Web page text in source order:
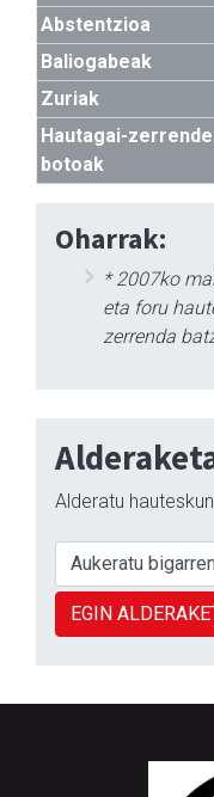
Abstentzioa
Baliogabeak
Zuriak
Hautagai-
botoak
Oharrak:
* 2007ko
eta foru
zerrenda
Alderatu
EGIN